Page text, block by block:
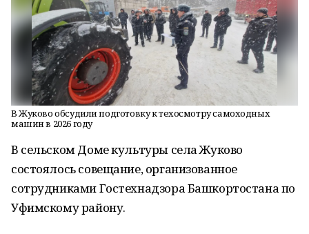
В Жуково обсудили подготовку к техосмотру самоходных
машин в 2026 году
В сельском Доме культуры села Жуково
состоялось совещание, организованное
сотрудниками Гостехнадзора Башкортостана по
Уфимскому району.